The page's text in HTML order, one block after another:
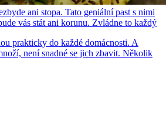
ani stopa. Tato geniální past s nimi
vás stát ani korunu. Zvládne to každý
prakticky do každé domácnosti. A
není snadné se jich zbavit. Několik